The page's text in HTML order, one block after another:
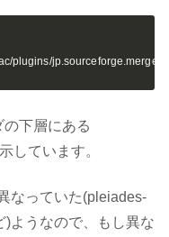
plugins/
下層にある
しています。
なっていた(pleiades-
ようなので、もし異な